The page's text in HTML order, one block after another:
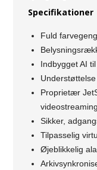
Specifikationer
Fuld
Indbygget AI
Proprietær
Sikker,
Tilpasselig
Øjeblikkelig